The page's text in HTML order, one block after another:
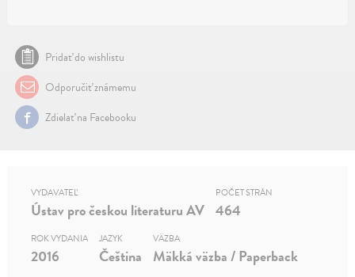
Pridať do wishlistu
Odporučiť známemu
Zdielať na Facebooku
VYDAVATEĽ
Ústav pro českou literaturu AV
POČET STRÁN
464
ROK VYDANIA
2016
JAZYK
Čeština
VÄZBA
Mäkká väzba / Paperback